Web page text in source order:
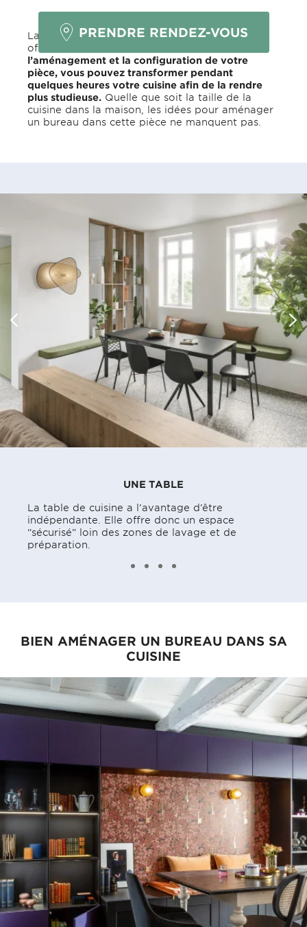
PRENDRE RENDEZ-VOUS
La cuisine possède de nombreux atouts pour
offrir un espace de travail agréable.
l’aménagement et la configuration de votre
pièce, vous pouvez transformer pendant
quelques heures votre cuisine afin de la rendre
plus studieuse. Quelle que soit la taille de la
cuisine dans la maison, les idées pour aménager
un bureau dans cette pièce ne manquent pas.
UNE TABLE
La table de cuisine a l’avantage d’être
indépendante. Elle offre donc un espace
“sécurisé” loin des zones de lavage et de
préparation.
BIEN AMÉNAGER UN BUREAU DANS SA
CUISINE